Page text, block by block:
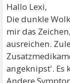
Hallo Lexi,
Die dunkle
mir das
ausreichen.
angeknipst'. Es
Andere